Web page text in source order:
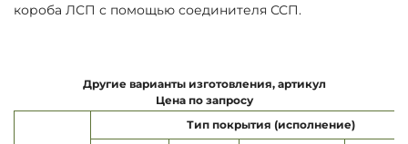
короба ЛСП с помощью соединителя ССП.
Другие варианты изготовления, артикул
Цена по запросу
Тип покрытия (исполнение)